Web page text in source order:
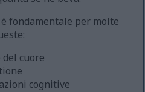
fondamentale per molte
cuore
cognitive